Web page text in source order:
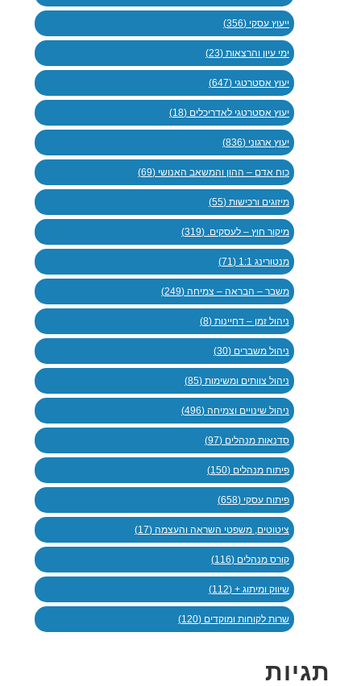
ייעוץ עסקי (356)
ימי עיון והרצאות (23)
יעוץ אסטרטגי (647)
יעוץ אסטרטגי לאדריכלים (18)
יעוץ ארגוני (836)
כוח אדם – ההון והמשאב האנושי (69)
מיזוגים ורכישות (55)
מיקור חוץ – לעסקים. (319)
מנטורינג 1:1 (71)
משבר – הבראה – צמיחה (249)
ניהול זמן – דחיינות (8)
ניהול משברים (30)
ניהול צוותים ומשימות (85)
ניהול שינויים וצמיחה (496)
סדנאות מנהלים (97)
פיתוח מנהלים (150)
פיתוח עסקי (658)
ציטוטים, משפטי השראה והעצמה (17)
קורס מנהלים (116)
שיווק ומיתוג + (112)
שרות לקוחות ומוקדים (120)
תגיות